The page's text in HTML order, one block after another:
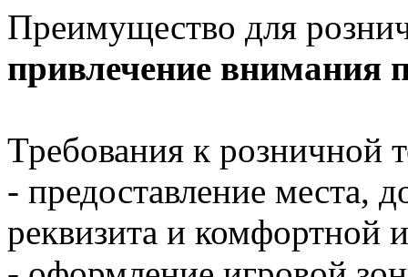
Преимущество для
привлечение внимания
Требования к розничной
- предоставление места,
реквизита и комфортной